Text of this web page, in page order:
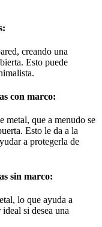
creando una
Esto puede
con marco:
metal, que a menudo se
Esto le da a la
a protegerla de
sin marco:
lo que ayuda a
si desea una